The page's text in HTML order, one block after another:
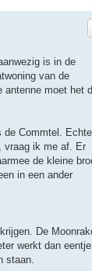
is in de
van de
antenne moet het
de Commtel.
vraag ik me af. Er
de kleine
in een ander
De
werkt dan eentje
staan.